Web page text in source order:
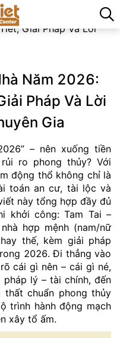
»
Tuổi Ất Mão Làm
Giải Pháp Và Lời
Năm 2026:
Pháp Và Lời
Gia
– nên xuống tiền
ro phong thủy? Với
động thổ không chỉ là
toán an cư, tài lộc và
này tổng hợp đầy đủ
khởi công: Tam Tai –
hợp mệnh (nam/nữ
thế, kèm giải pháp
2026. Đi thẳng vào
cái gì nên – cái gì né,
lý – tài chính, đến
chuẩn phong thủy
trình hành động mạch
xây tổ ấm.